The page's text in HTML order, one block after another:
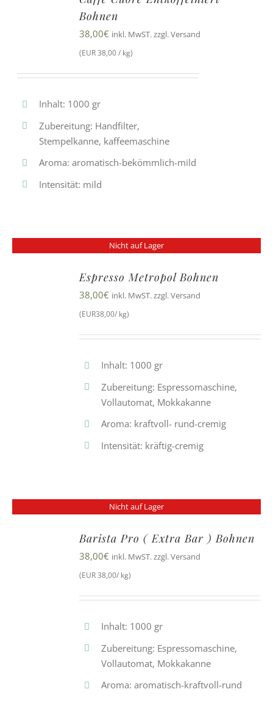
Bohnen
38,00€ inkl. MwST. zzgl. Versand
(EUR 38,00 / kg)
Inhalt: 1000 gr
Zubereitung: Handfilter,
Stempelkanne, kaffeemaschine
Aroma: aromatisch-bekömmlich-mild
Intensität: mild
Nicht auf Lager
Espresso Metropol Bohnen
38,00€ inkl. MwST. zzgl. Versand
(EUR38,00/ kg)
Inhalt: 1000 gr
Zubereitung: Espressomaschine,
Vollautomat, Mokkakanne
Aroma: kraftvoll- rund-cremig
Intensität: kräftig-cremig
Nicht auf Lager
Barista Pro ( Extra Bar ) Bohnen
38,00€ inkl. MwST. zzgl. Versand
(EUR 38,00/ kg)
Inhalt: 1000 gr
Zubereitung: Espressomaschine,
Vollautomat, Mokkakanne
Aroma: aromatisch-kraftvoll-rund